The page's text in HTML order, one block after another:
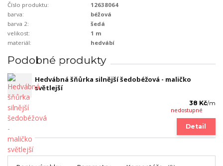
Číslo produktu:
12638064
barva:
béžová
barva 2:
šedá
velikost:
1 m
materiál:
hedvábí
Podobné produkty
Hedvábná šňůrka silnější šedobéžová - maličko
světlejší
38 Kč/m
nedostupné
Detail